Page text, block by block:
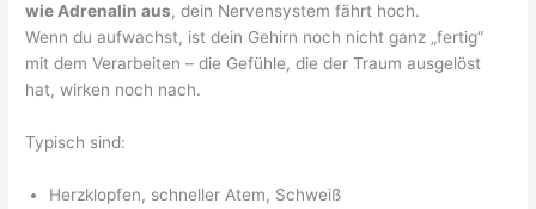
wie Adrenalin aus, dein Nervensystem fährt hoch.
Wenn du aufwachst, ist dein Gehirn noch nicht ganz „fertig“
mit dem Verarbeiten – die Gefühle, die der Traum ausgelöst
hat, wirken noch nach.
Typisch sind:
Herzklopfen, schneller Atem, Schweiß